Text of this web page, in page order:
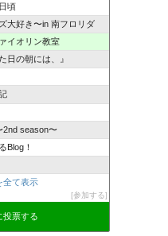
頃
大好き〜in 南フロリダ
イオリン教室
日の朝には、』
2nd season〜
Blog！
全て表示
参加する
投票する